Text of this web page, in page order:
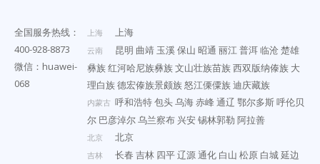
全国服务热线：
400-928-8873
微信：huawei-
068
上海 上海
云南 昆明 曲靖 玉溪保山 昭通 丽江普洱临沧楚雄
彝族红河哈尼族彝族文山壮族苗族西双版纳傣族 大
理白族德宏傣族景颇族怒江傈僳族迪庆藏族
内蒙古 呼和浩特包头乌海赤峰通辽 鄂尔多斯呼伦贝
尔 巴彦淖尔乌兰察布 兴安锡林郭勒 阿拉善
北京 北京
吉林 长春 吉林 四平辽源通化 白山 松原 白城延边